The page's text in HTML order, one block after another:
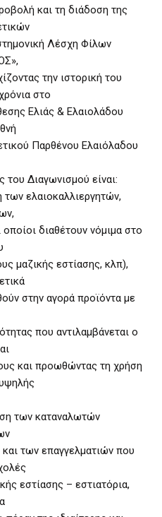
και τη διάδοση της
Λέσχη Φίλων
την ιστορική του
στο
Ελιάς & Ελαιολάδου
Παρθένου Ελαιόλαδου
του Διαγωνισμού είναι:
των ελαιοκαλλιεργητών,
διαθέτουν νόμιμα στο
μαζικής εστίασης, κλπ),
στην αγορά προϊόντα με
που αντιλαμβάνεται ο
και προωθώντας τη χρήση
των καταναλωτών
των επαγγελματιών που
εστίασης – εστιατόρια,